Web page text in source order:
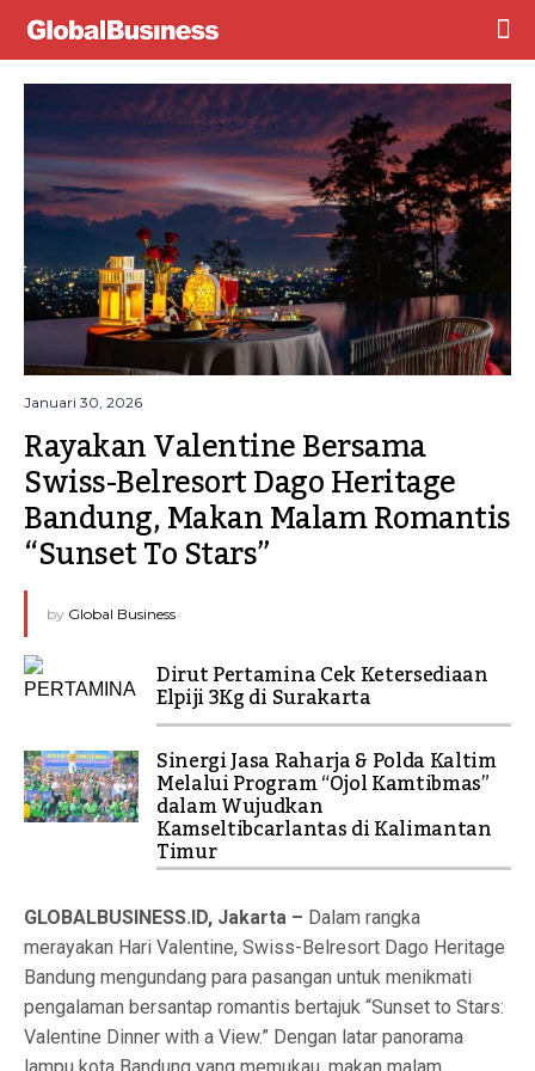
Januari 30, 2026
Rayakan Valentine Bersama
Swiss-Belresort Dago Heritage
Bandung, Makan Malam Romantis
“Sunset To Stars”
by Global Business
Dirut Pertamina Cek Ketersediaan
Elpiji 3Kg di Surakarta
Sinergi Jasa Raharja & Polda Kaltim
Melalui Program “Ojol Kamtibmas”
dalam Wujudkan
Kamseltibcarlantas di Kalimantan
Timur
GLOBALBUSINESS.ID, Jakarta – Dalam rangka
merayakan Hari Valentine, Swiss-Belresort Dago Heritage
Bandung mengundang para pasangan untuk menikmati
pengalaman bersantap romantis bertajuk “Sunset to Stars:
Valentine Dinner with a View.” Dengan latar panorama